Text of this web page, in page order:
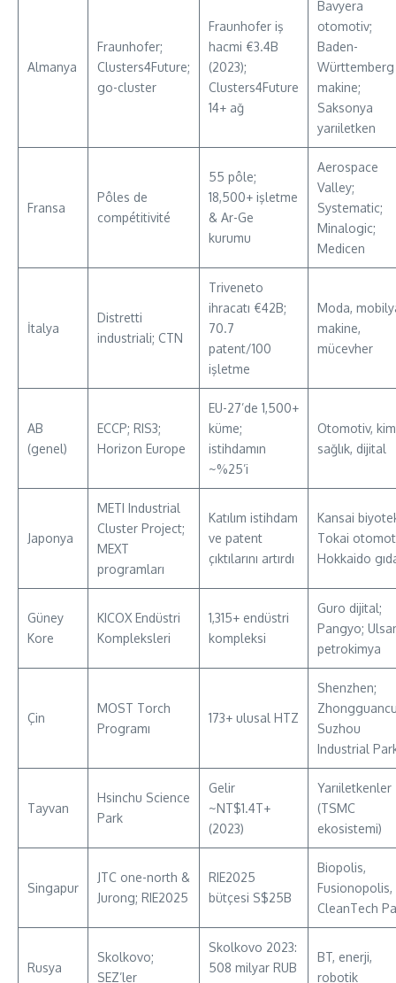
Almanya
Fraunhofer;
Clusters4Future;
go-cluster
Fraunhofer iş
hacmi €3.4B
(2023);
Clusters4Future
14+ ağ
Bavyera
otomotiv;
Baden-
Württemberg
makine;
Saksonya
yarıiletken
Fransa
Pôles de
compétitivité
55 pôle;
18,500+ işletme
& Ar-Ge
kurumu
Aerospace
Valley;
Systematic;
Minalogic;
Medicen
İtalya
Distretti
industriali; CTN
Triveneto
ihracatı €42B;
70.7
patent/100
işletme
Moda,
makine,
mücevher
AB
(genel)
ECCP; RIS3;
Horizon Europe
EU-27’de 1,500+
küme;
istihdamın
~%25’i
Otomotiv,
sağlık, dijital
Japonya
METI Industrial
Cluster Project;
MEXT
programları
Katılım istihdam
ve patent
çıktılarını artırdı
Kansai
Tokai
Hokkaido
Güney
Kore
KICOX Endüstri
Kompleksleri
1,315+ endüstri
kompleksi
Guro dijital;
Pangyo;
petrokimya
Çin
MOST Torch
Programı
173+ ulusal HTZ
Shenzhen;
Suzhou
Industrial
Tayvan
Hsinchu Science
Park
Gelir
~NT$1.4T+
(2023)
Yarıiletkenler
(TSMC
ekosistemi)
Singapur
JTC one-north &
Jurong; RIE2025
RIE2025
bütçesi S$25B
Biopolis,
Fusionopolis,
CleanTech
Rusya
Skolkovo;
SEZ’ler
Skolkovo 2023:
508 milyar RUB
BT, enerji,
robotik